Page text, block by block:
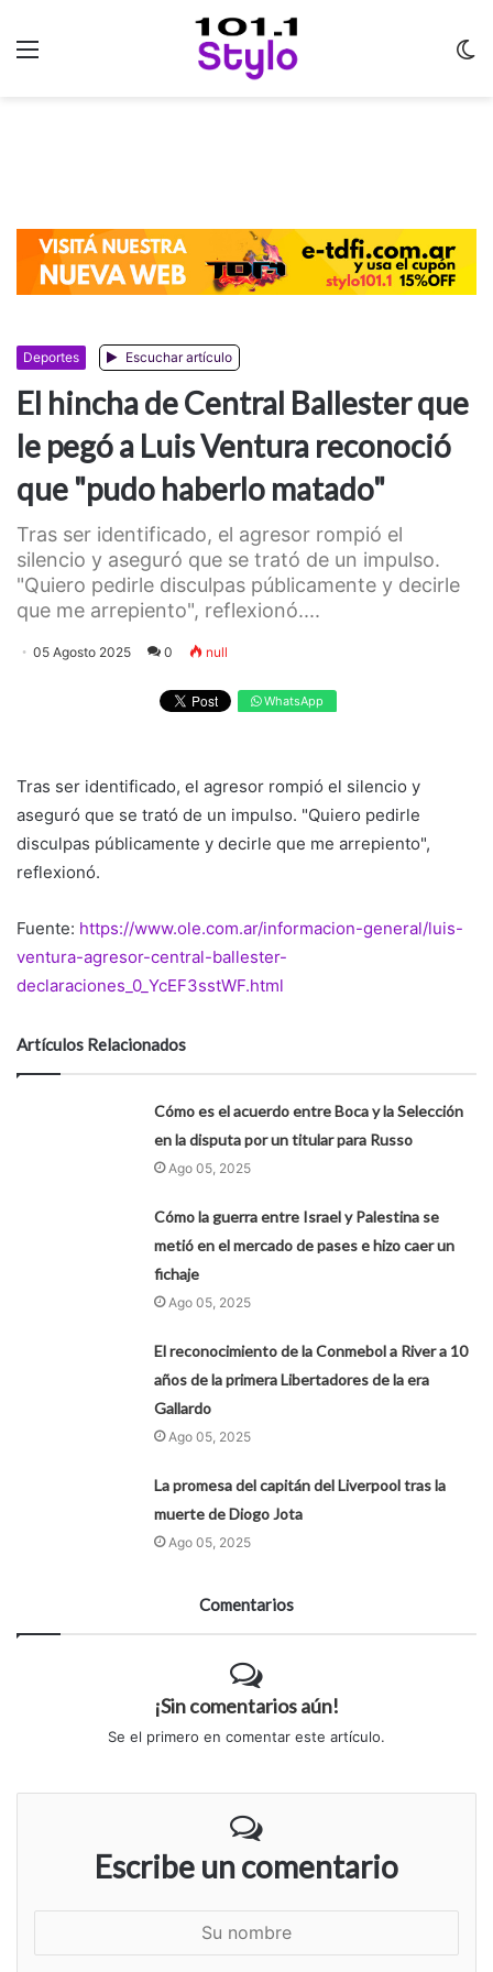
Deportes Escuchar artículo
El hincha de Central Ballester que
le pegó a Luis Ventura reconoció
que "pudo haberlo matado"
Tras ser identificado, el agresor rompió el
silencio y aseguró que se trató de un impulso.
"Quiero pedirle disculpas públicamente y decirle
que me arrepiento", reflexionó....
05 Agosto 2025 0 null
WhatsApp
Tras ser identificado, el agresor rompió el silencio y
aseguró que se trató de un impulso. "Quiero pedirle
disculpas públicamente y decirle que me arrepiento",
reflexionó.
Fuente: https://www.ole.com.ar/informacion-general/luis-
ventura-agresor-central-ballester-
declaraciones_0_YcEF3sstWF.html
Artículos Relacionados
Cómo es el acuerdo entre Boca y la Selección
en la disputa por un titular para Russo
Ago 05, 2025
Cómo la guerra entre Israel y Palestina se
metió en el mercado de pases e hizo caer un
fichaje
Ago 05, 2025
El reconocimiento de la Conmebol a River a 10
años de la primera Libertadores de la era
Gallardo
Ago 05, 2025
La promesa del capitán del Liverpool tras la
muerte de Diogo Jota
Ago 05, 2025
Comentarios
¡Sin comentarios aún!
Se el primero en comentar este artículo.
Escribe un comentario